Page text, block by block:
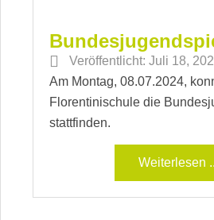
Veröffentlicht: Juli 18,
Am Montag, 08.07.2024,
Florentinischule die
stattfinden.
Weiterlesen